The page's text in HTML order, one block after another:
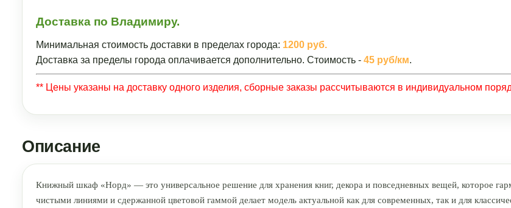
Доставка по Владимиру.
Минимальная стоимость доставки в пределах города: 1200 руб.
Доставка за пределы города оплачивается дополнительно. Стоимость - 45 руб/км.
** Цены указаны на доставку одного изделия, сборные заказы рассчитываются в индивидуальном
Описание
Книжный шкаф «Норд» — это универсальное решение для хранения книг, декора и повседневных вещей, которое
чистыми линиями и сдержанной цветовой гаммой делает модель актуальной как для современных, так и для